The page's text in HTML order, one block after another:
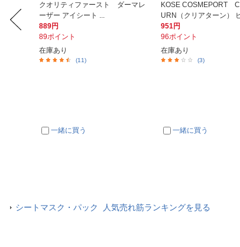
クオリティファースト ダーマレ
ーザー アイシート ...
889円
89ポイント
在庫あり
(11)
一緒に買う
KOSE COSMEPORT
URN（クリアターン）
951円
96ポイント
在庫あり
(3)
一緒に買う
シートマスク・パック 人気売れ筋ランキングを見る